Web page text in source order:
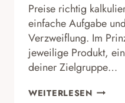
Preise richtig
einfache Aufgabe
Verzweiflung. Im
jeweilige Produkt,
deiner Zielgruppe…
WEITERLESENPREISE